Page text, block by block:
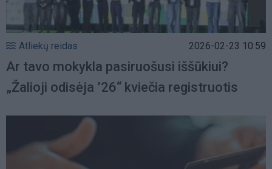
Atliekų reidas 2026-02-23 10:59
Ar tavo mokykla pasiruošusi iššūkiui?
„Žalioji odisėja ’26“ kviečia registruotis